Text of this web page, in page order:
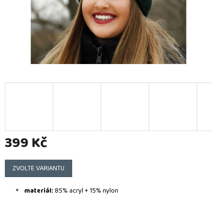
399 Kč
Měrná
cena:
ZVOLTE VARIANTU
materiál:85% acryl + 15% nylon